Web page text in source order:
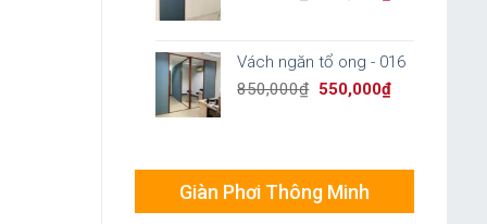
850,000₫.550,000₫.
Vách ngăn tổ ong - 016
850,000₫ Original
550,000₫Current
Giàn Phơi Thông Minh